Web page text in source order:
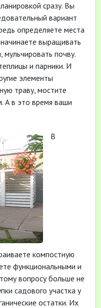
сразу. Вы
вариант
определяете места
выращивать
почву.
и парники. И
элементы
траву, мостите
А в это время ваши
В
компостную
функциональными и
вопросу больше не
садового участка у
остатки. Их